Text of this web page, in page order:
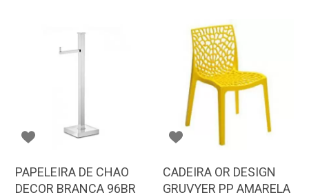
PAPELEIRA DE CHAO
DECOR BRANCA 96BR
CADEIRA OR DESIGN
GRUVYER PP AMARELA